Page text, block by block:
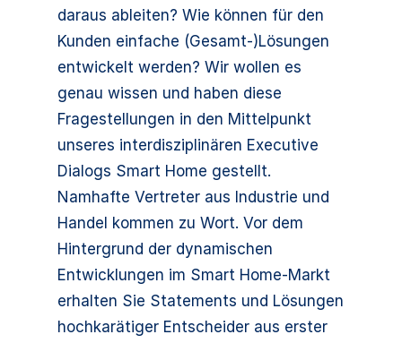
daraus ableiten? Wie können für den
Kunden einfache (Gesamt-)Lösungen
entwickelt werden? Wir wollen es
genau wissen und haben diese
Fragestellungen in den Mittelpunkt
unseres interdisziplinären Executive
Dialogs Smart Home gestellt.
Namhafte Vertreter aus Industrie und
Handel kommen zu Wort. Vor dem
Hintergrund der dynamischen
Entwicklungen im Smart Home-Markt
erhalten Sie Statements und Lösungen
hochkarätiger Entscheider aus erster